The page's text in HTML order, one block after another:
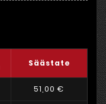
Säästate
51,00 €